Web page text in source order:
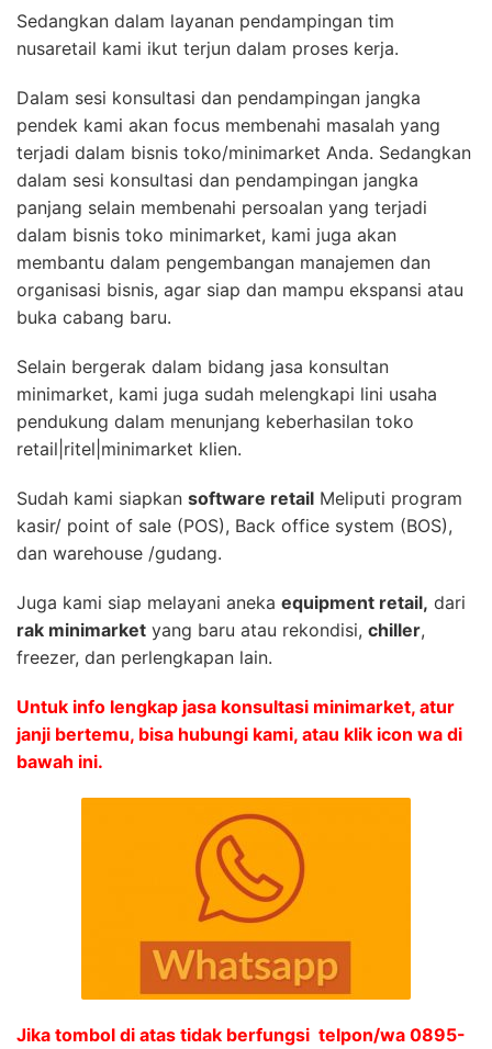
Sedangkan dalam layanan pendampingan tim
nusaretail kami ikut terjun dalam proses kerja.
Dalam sesi konsultasi dan pendampingan jangka
pendek kami akan focus membenahi masalah yang
terjadi dalam bisnis toko/minimarket Anda. Sedangkan
dalam sesi konsultasi dan pendampingan jangka
panjang selain membenahi persoalan yang terjadi
dalam bisnis toko minimarket, kami juga akan
membantu dalam pengembangan manajemen dan
organisasi bisnis, agar siap dan mampu ekspansi atau
buka cabang baru.
Selain bergerak dalam bidang jasa konsultan
minimarket, kami juga sudah melengkapi lini usaha
pendukung dalam menunjang keberhasilan toko
retail|ritel|minimarket klien.
Sudah kami siapkan software retail Meliputi program
kasir/ point of sale (POS), Back office system (BOS),
dan warehouse /gudang.
Juga kami siap melayani aneka equipment retail, dari
rak minimarket yang baru atau rekondisi, chiller,
freezer, dan perlengkapan lain.
Untuk info lengkap jasa konsultasi minimarket, atur
janji bertemu, bisa hubungi kami, atau klik icon wa di
bawah ini.
Jika tombol di atas tidak berfungsi telpon/wa 0895-